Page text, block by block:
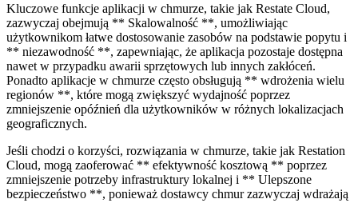
Kluczowe funkcje aplikacji w chmurze, takie jak Restate Cloud,
zazwyczaj obejmują ** Skalowalność **, umożliwiając
użytkownikom łatwe dostosowanie zasobów na podstawie popytu i
** niezawodność **, zapewniając, że aplikacja pozostaje dostępna
nawet w przypadku awarii sprzętowych lub innych zakłóceń.
Ponadto aplikacje w chmurze często obsługują ** wdrożenia wielu
regionów **, które mogą zwiększyć wydajność poprzez
zmniejszenie opóźnień dla użytkowników w różnych lokalizacjach
geograficznych.
Jeśli chodzi o korzyści, rozwiązania w chmurze, takie jak Restation
Cloud, mogą zaoferować ** efektywność kosztową ** poprzez
zmniejszenie potrzeby infrastruktury lokalnej i ** Ulepszone
bezpieczeństwo **, ponieważ dostawcy chmur zazwyczaj wdrażają